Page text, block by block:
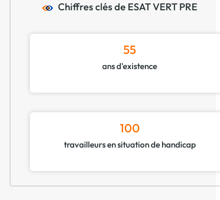
Chiffres clés de ESAT VERT PRE
55
ans d'existence
100
travailleurs en situation de handicap